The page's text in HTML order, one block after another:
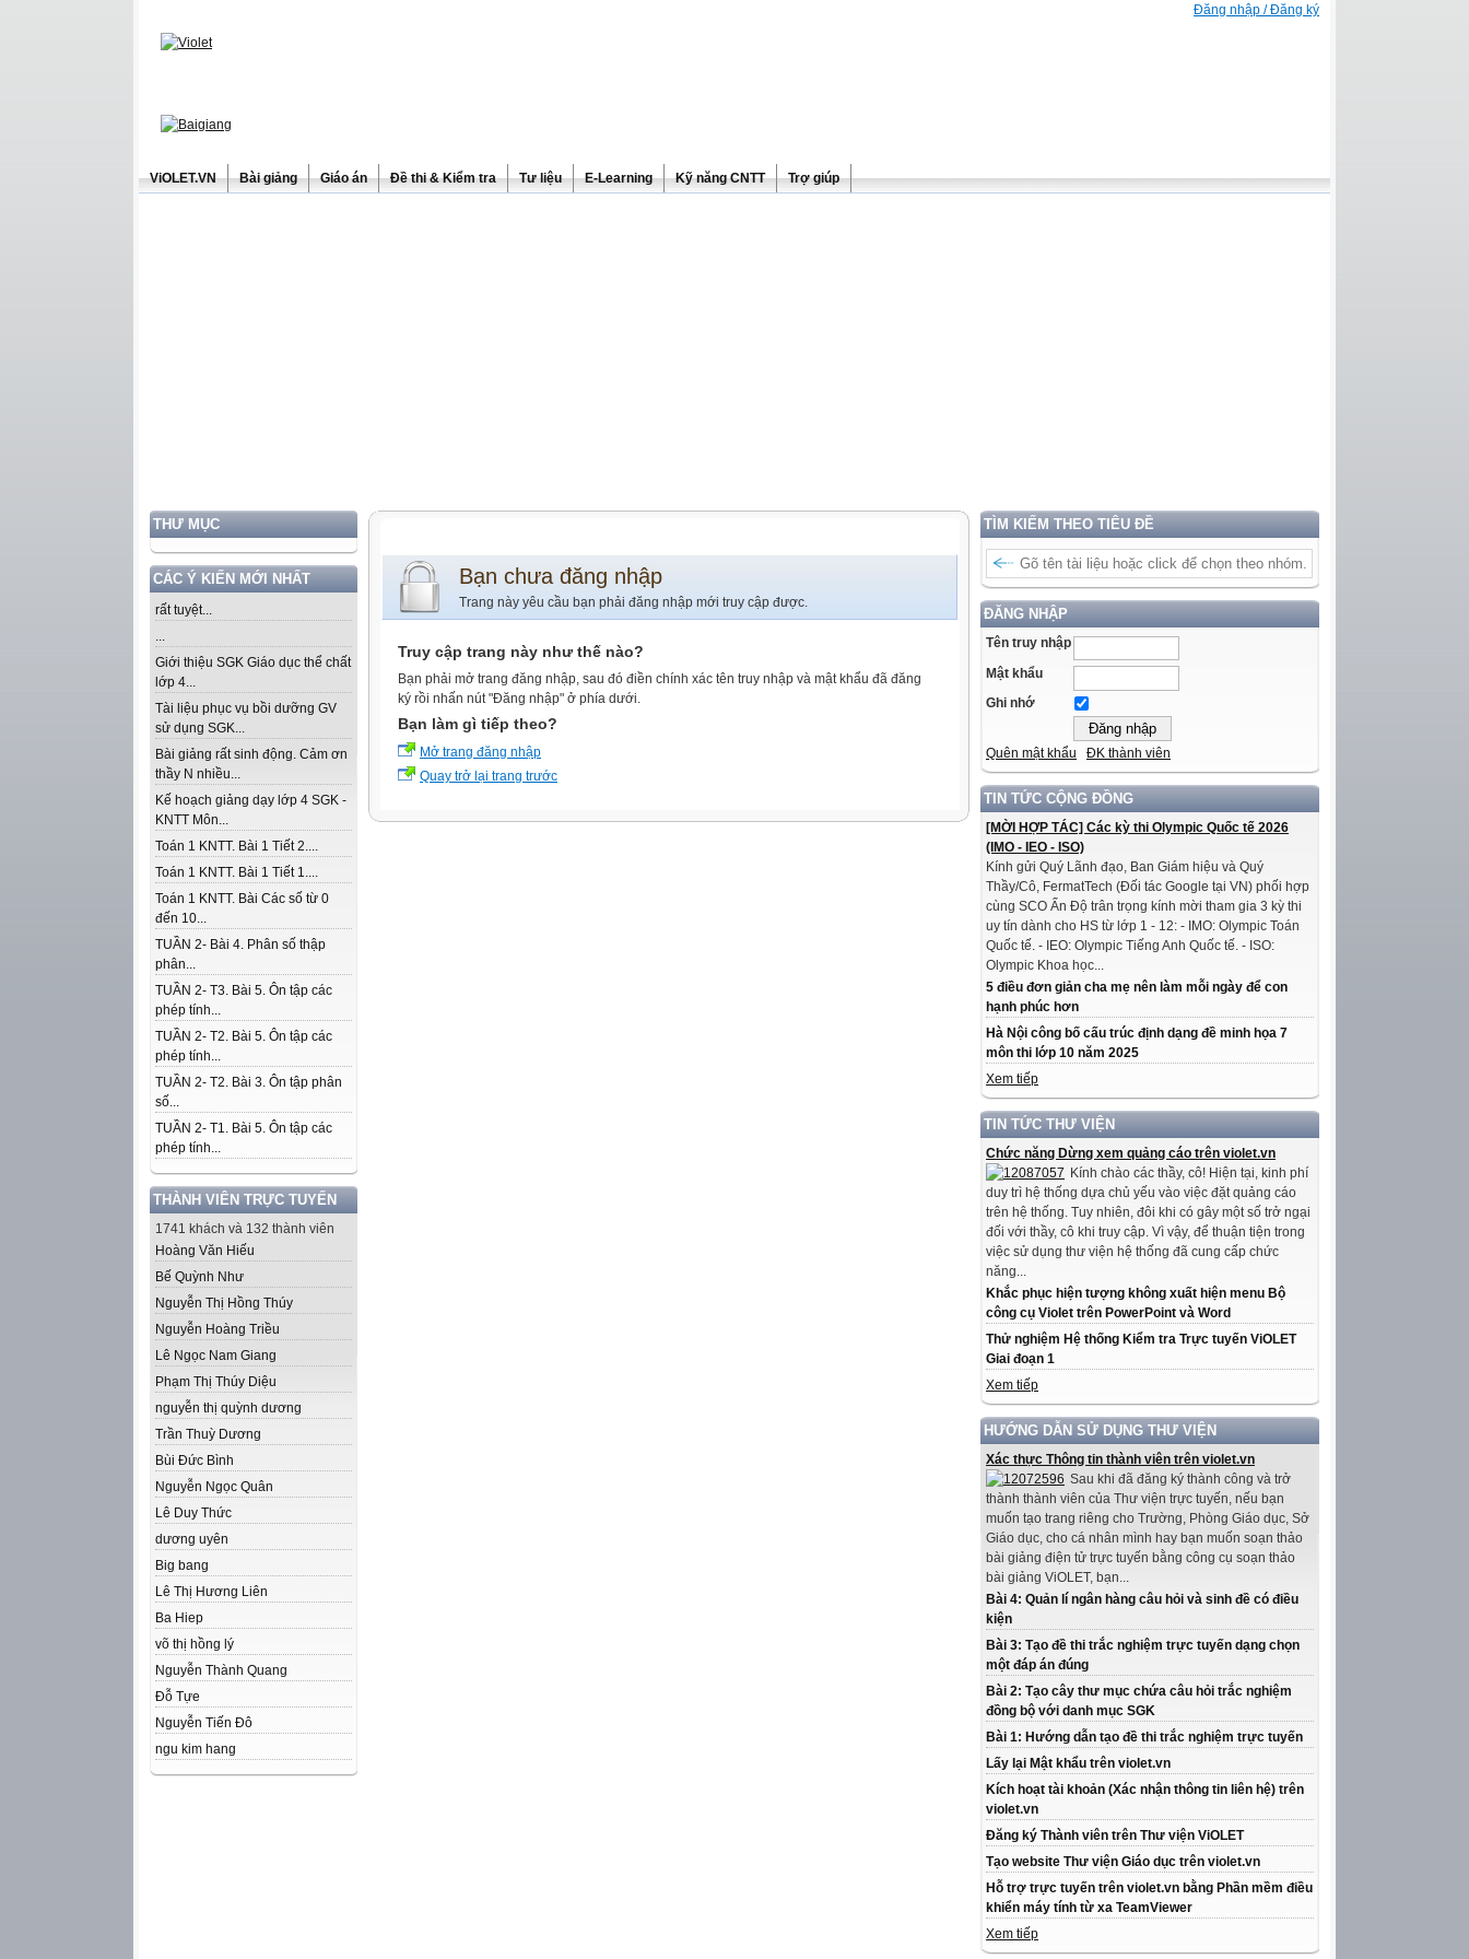
Đăng nhập / Đăng ký
ViOLET.VN Bài giảng Giáo án Đề thi & Kiểm tra Tư liệu E-Learning Kỹ năng CNTT Trợ giúp
THƯ MỤC
CÁC Ý KIẾN MỚI NHẤT
rất tuyệt...
...
Giới thiệu SGK Giáo dục thể chất
lớp 4...
Tài liệu phục vụ bồi dưỡng GV
sử dụng SGK...
Bài giảng rất sinh động. Cảm ơn
thầy N nhiều...
Kế hoạch giảng dạy lớp 4 SGK -
KNTT Môn...
Toán 1 KNTT. Bài 1 Tiết 2....
Toán 1 KNTT. Bài 1 Tiết 1....
Toán 1 KNTT. Bài Các số từ 0
đến 10...
TUẦN 2- Bài 4. Phân số thập
phân...
TUẦN 2- T3. Bài 5. Ôn tập các
phép tính...
TUẦN 2- T2. Bài 5. Ôn tập các
phép tính...
TUẦN 2- T2. Bài 3. Ôn tập phân
số...
TUẦN 2- T1. Bài 5. Ôn tập các
phép tính...
THÀNH VIÊN TRỰC TUYẾN
1741 khách và 132 thành viên
Hoàng Văn Hiếu
Bế Quỳnh Như
Nguyễn Thị Hồng Thúy
Nguyễn Hoàng Triều
Lê Ngọc Nam Giang
Phạm Thị Thúy Diệu
nguyễn thị quỳnh dương
Trần Thuỳ Dương
Bùi Đức Bình
Nguyễn Ngọc Quân
Lê Duy Thức
dương uyên
Big bang
Lê Thị Hương Liên
Ba Hiep
võ thị hồng lý
Nguyễn Thành Quang
Đỗ Tựe
Nguyễn Tiến Đô
ngu kim hang
TÌM KIẾM THEO TIÊU ĐỀ
ĐĂNG NHẬP
Tên truy nhập
Mật khẩu
Ghi nhớ
Quên mật khẩu ĐK thành viên
TIN TỨC CỘNG ĐỒNG
[MỜI HỢP TÁC] Các kỳ thi Olympic Quốc tế 2026
(IMO - IEO - ISO)
Kính gửi Quý Lãnh đạo, Ban Giám hiệu và Quý
Thầy/Cô, FermatTech (Đối tác Google tại VN) phối hợp
cùng SCO Ấn Độ trân trọng kính mời tham gia 3 kỳ thi
uy tín dành cho HS từ lớp 1 - 12: - IMO: Olympic Toán
Quốc tế. - IEO: Olympic Tiếng Anh Quốc tế. - ISO:
Olympic Khoa học...
5 điều đơn giản cha mẹ nên làm mỗi ngày để con
hạnh phúc hơn
Hà Nội công bố cấu trúc định dạng đề minh họa 7
môn thi lớp 10 năm 2025
Xem tiếp
TIN TỨC THƯ VIỆN
Chức năng Dừng xem quảng cáo trên violet.vn
Kính chào các thầy, cô! Hiện tại, kinh phí
duy trì hệ thống dựa chủ yếu vào việc đặt quảng cáo
trên hệ thống. Tuy nhiên, đôi khi có gây một số trở ngại
đối với thầy, cô khi truy cập. Vì vậy, để thuận tiện trong
việc sử dụng thư viện hệ thống đã cung cấp chức
năng...
Khắc phục hiện tượng không xuất hiện menu Bộ
công cụ Violet trên PowerPoint và Word
Thử nghiệm Hệ thống Kiểm tra Trực tuyến ViOLET
Giai đoạn 1
Xem tiếp
HƯỚNG DẪN SỬ DỤNG THƯ VIỆN
Xác thực Thông tin thành viên trên violet.vn
Sau khi đã đăng ký thành công và trở
thành thành viên của Thư viện trực tuyến, nếu bạn
muốn tạo trang riêng cho Trường, Phòng Giáo dục, Sở
Giáo dục, cho cá nhân mình hay bạn muốn soạn thảo
bài giảng điện tử trực tuyến bằng công cụ soạn thảo
bài giảng ViOLET, bạn...
Bài 4: Quản lí ngân hàng câu hỏi và sinh đề có điều
kiện
Bài 3: Tạo đề thi trắc nghiệm trực tuyến dạng chọn
một đáp án đúng
Bài 2: Tạo cây thư mục chứa câu hỏi trắc nghiệm
đồng bộ với danh mục SGK
Bài 1: Hướng dẫn tạo đề thi trắc nghiệm trực tuyến
Lấy lại Mật khẩu trên violet.vn
Kích hoạt tài khoản (Xác nhận thông tin liên hệ) trên
violet.vn
Đăng ký Thành viên trên Thư viện ViOLET
Tạo website Thư viện Giáo dục trên violet.vn
Hỗ trợ trực tuyến trên violet.vn bằng Phần mềm điều
khiển máy tính từ xa TeamViewer
Xem tiếp
Bạn chưa đăng nhập
Trang này yêu cầu bạn phải đăng nhập mới truy cập được.
Truy cập trang này như thế nào?
Bạn phải mở trang đăng nhập, sau đó điền chính xác tên truy nhập và mật khẩu đã đăng
ký rồi nhấn nút "Đăng nhập" ở phía dưới.
Bạn làm gì tiếp theo?
Mở trang đăng nhập
Quay trở lại trang trước